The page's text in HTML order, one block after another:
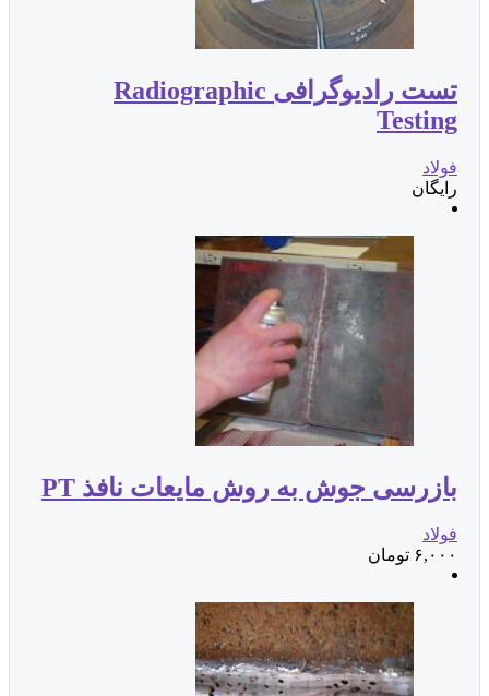
تست رادیوگرافی Radiographic
Testing
فولاد
رایگان
بازرسی جوش به روش مایعات نافذ PT
فولاد
۶,۰۰۰ تومان